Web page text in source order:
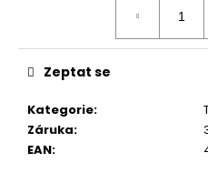
Kategorie:
Záruka:
EAN:
Zeptat se
p
o
u
č
u